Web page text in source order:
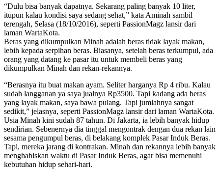
“Dulu bisa banyak dapatnya. Sekarang paling banyak 10 liter,
itupun kalau kondisi saya sedang sehat,” kata Aminah sambil
terengah, Selasa (18/10/2016), seperti PassionMagz lansir dari
laman WartaKota.
Beras yang dikumpulkan Minah adalah beras tidak layak makan,
lebih kepada serpihan beras. Biasanya, setelah beras terkumpul, ada
orang yang datang ke pasar itu untuk membeli beras yang
dikumpulkan Minah dan rekan-rekannya.
“Berasnya itu buat makan ayam. Seliter harganya Rp 4 ribu. Kalau
sudah langganan ya saya jualnya Rp3500. Tapi kadang ada beras
yang layak makan, saya bawa pulang. Tapi jumlahnya sangat
sedikit,” jelasnya, seperti PassionMagz lansir dari laman WartaKota.
Usia Minah kini sudah 87 tahun. Di Jakarta, ia lebih banyak hidup
sendirian. Sebenernya dia tinggal mengontrak dengan dua rekan lain
sesama pengumpul beras, di belakang komplek Pasar Induk Beras.
Tapi, mereka jarang di kontrakan. Minah dan rekannya lebih banyak
menghabiskan waktu di Pasar Induk Beras, agar bisa memenuhi
kebutuhan hidup sehari-hari.